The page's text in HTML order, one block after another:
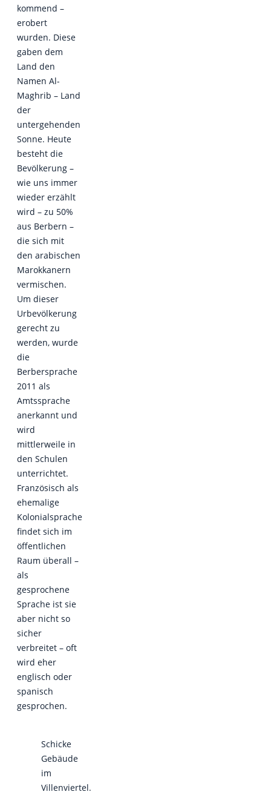
kommend –
erobert
wurden. Diese
gaben dem
Land den
Namen Al-
Maghrib – Land
der
untergehenden
Sonne. Heute
besteht die
Bevölkerung –
wie uns immer
wieder erzählt
wird – zu 50%
aus Berbern –
die sich mit
den arabischen
Marokkanern
vermischen.
Um dieser
Urbevölkerung
gerecht zu
werden, wurde
die
Berbersprache
2011 als
Amtssprache
anerkannt und
wird
mittlerweile in
den Schulen
unterrichtet.
Französisch als
ehemalige
Kolonialsprache
findet sich im
öffentlichen
Raum überall –
als
gesprochene
Sprache ist sie
aber nicht so
sicher
verbreitet – oft
wird eher
englisch oder
spanisch
gesprochen.
Schicke
Gebäude
im
Villenviertel.